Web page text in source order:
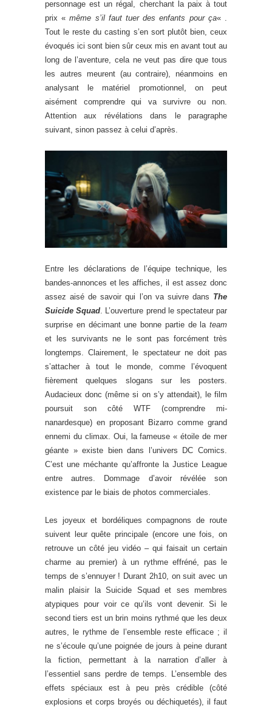
personnage est un régal, cherchant la paix à tout
prix «même s’il faut tuer des enfants pour ça« .
Tout le reste du casting s’en sort plutôt bien, ceux
évoqués ici sont bien sûr ceux mis en avant tout au
long de l’aventure, cela ne veut pas dire que tous
les autres meurent (au contraire), néanmoins en
analysant le matériel promotionnel, on peut
aisément comprendre qui va survivre ou non.
Attention aux révélations dans le paragraphe
suivant, sinon passez à celui d’après.
Entre les déclarations de l’équipe technique, les
bandes-annonces et les affiches, il est assez donc
assez aisé de savoir qui l’on va suivre dans The
Suicide Squad . L’ouverture prend le spectateur par
surprise en décimant une bonne partie de la team
et les survivants ne le sont pas forcément très
longtemps. Clairement, le spectateur ne doit pas
s’attacher à tout le monde, comme l’évoquent
fièrement quelques slogans sur les posters.
Audacieux donc (même si on s’y attendait), le film
poursuit son côté WTF (comprendre mi-
nanardesque) en proposant Bizarro comme grand
ennemi du climax. Oui, la fameuse « étoile de mer
géante » existe bien dans l’univers DC Comics.
C’est une méchante qu’affronte la Justice League
entre autres. Dommage d’avoir révélée son
existence par le biais de photos commerciales.
Les joyeux et bordéliques compagnons de route
suivent leur quête principale (encore une fois, on
retrouve un côté jeu vidéo – qui faisait un certain
charme au premier) à un rythme effréné, pas le
temps de s’ennuyer ! Durant 2h10, on suit avec un
malin plaisir la Suicide Squad et ses membres
atypiques pour voir ce qu’ils vont devenir. Si le
second tiers est un brin moins rythmé que les deux
autres, le rythme de l’ensemble reste efficace ; il
ne s’écoule qu’une poignée de jours à peine durant
la fiction, permettant à la narration d’aller à
l’essentiel sans perdre de temps. L’ensemble des
effets spéciaux est à peu près crédible (côté
explosions et corps broyés ou déchiquetés), il faut